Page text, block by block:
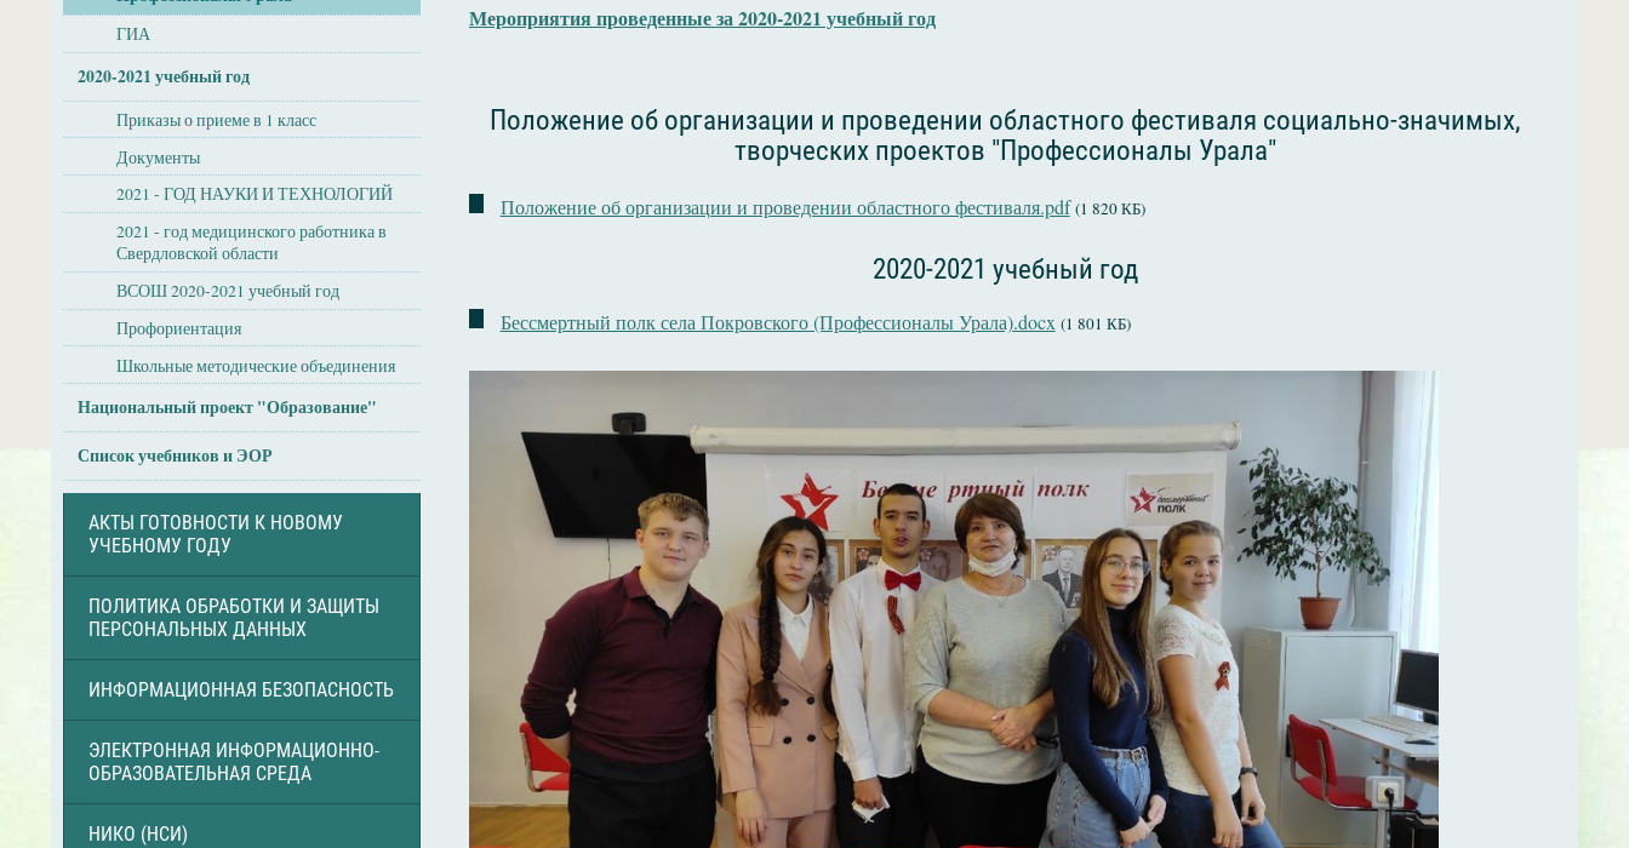
ГИА
2020-2021 учебный год
Приказы о приеме в 1 класс
Документы
2021 - ГОД НАУКИ И ТЕХНОЛОГИЙ
2021 - год медицинского работника в
Свердловской области
ВСОШ 2020-2021 учебный год
Профориентация
Школьные методические объединения
Национальный проект "Образование"
Список учебников и ЭОР
АКТЫ ГОТОВНОСТИ К НОВОМУ
УЧЕБНОМУ ГОДУ
ПОЛИТИКА ОБРАБОТКИ И ЗАЩИТЫ
ПЕРСОНАЛЬНЫХ ДАННЫХ
ИНФОРМАЦИОННАЯ БЕЗОПАСНОСТЬ
ЭЛЕКТРОННАЯ ИНФОРМАЦИОННО-
ОБРАЗОВАТЕЛЬНАЯ СРЕДА
НИКО (НСИ)
Мероприятия проведенные за 2020-2021 учебный год
Положение об организации и проведении областного фестиваля социально-значимых,
творческих проектов "Профессионалы Урала"
Положение об организации и проведении областного фестиваля.pdf (1 820 КБ)
2020-2021 учебный год
Бессмертный полк села Покровского (Профессионалы Урала).docx (1 801 КБ)